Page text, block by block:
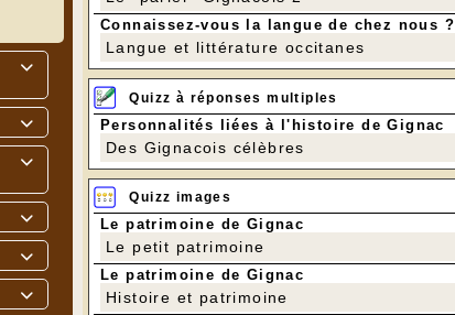






Connaissez-vous la langue de chez nous ?
Langue et littérature occitanes
Quizz à réponses multiples
Personnalités liées à l'histoire de Gignac
Des Gignacois célèbres
Quizz images
Le patrimoine de Gignac
Le petit patrimoine
Le patrimoine de Gignac
Histoire et patrimoine